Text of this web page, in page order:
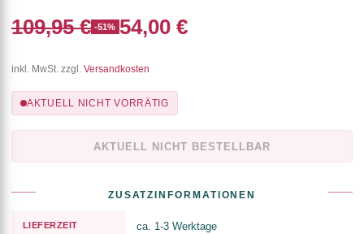
109,95 € -51% 54,00 €
inkl. MwSt. zzgl. Versandkosten
AKTUELL NICHT VORRÄTIG
AKTUELL NICHT BESTELLBAR
ZUSATZINFORMATIONEN
LIEFERZEIT ca. 1-3 Werktage